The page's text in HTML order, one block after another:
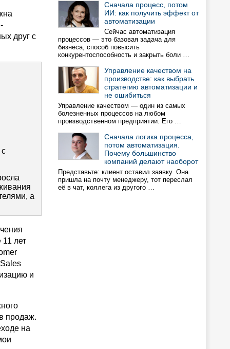
друг с
а
лет
и
продаж.
на
Сначала процесс, потом
ИИ: как получить эффект от
автоматизации
Сейчас автоматизация
процессов — это базовая задача для
бизнеса, способ повысить
конкурентоспособность и закрыть боли …
Управление качеством на
производстве: как выбрать
стратегию автоматизации и
не ошибиться
Управление качеством — один из самых
болезненных процессов на любом
производственном предприятии. Его …
Сначала логика процесса,
потом автоматизация.
Почему большинство
компаний делают наоборот
Представьте: клиент оставил заявку. Она
пришла на почту менеджеру, тот переслал
её в чат, коллега из другого …